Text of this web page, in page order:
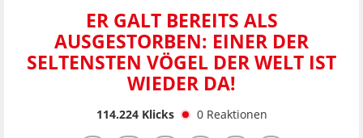
ER GALT BEREITS ALS
AUSGESTORBEN: EINER DER
SELTENSTEN VÖGEL DER WELT IST
WIEDER DA!
114.224Klicks 0 Reaktionen